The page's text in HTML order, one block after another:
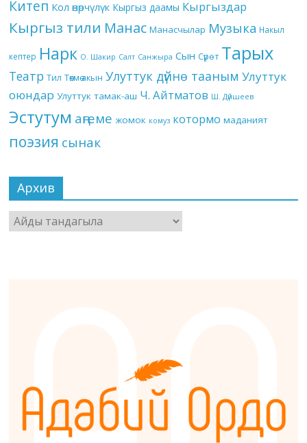
Китеп Кол өнөрчүлүк Кыргыз даамы Кыргыздар
Кыргыз тили Манас Манасчылар Музыка Накыл
кептер Нарк О. Шакир Салт Санжыра Сын Сүрөт Тарых
Театр Тил Төкмө акын Улуттук дүйнө тааным Улуттук
оюндар Улуттук тамак-аш Ч. Айтматов Ш. Дүйшеев
Эстутум аңгеме жомок комуз котормо маданият
поэзия сынак
Архив
Архив